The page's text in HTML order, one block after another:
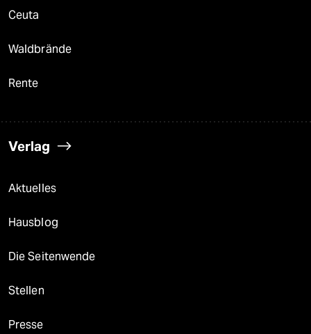
Ceuta
Waldbrände
Rente
Verlag
Aktuelles
Hausblog
Die Seitenwende
Stellen
Presse